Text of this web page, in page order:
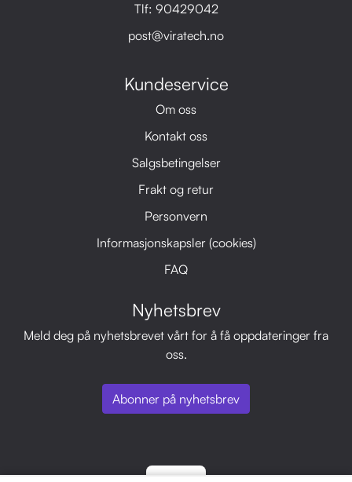
Tlf: 90429042
post@viratech.no
Kundeservice
Om oss
Kontakt oss
Salgsbetingelser
Frakt og retur
Personvern
Informasjonskapsler (cookies)
FAQ
Nyhetsbrev
Meld deg på nyhetsbrevet vårt for å få oppdateringer fra
oss.
Abonner på nyhetsbrev